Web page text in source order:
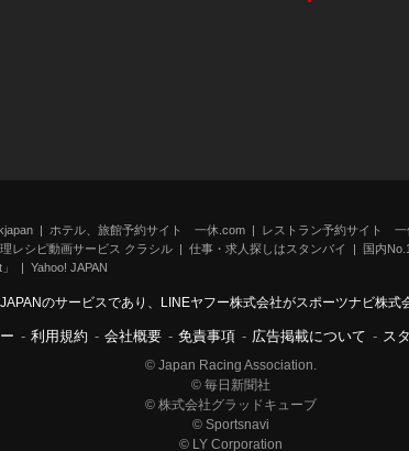
ホテル、旅館予約サイト 一休.com
レストラン予約サイト
レシピ動画サービス クラシル 仕事・求人探しはスタンバイ
国内
Yahoo! JAPAN
のサービスであり、LINEヤフー株式会社がスポーツナビ株式
- 利用規約 - 会社概要 - 免責事項 - 広告掲載について - ス
© Japan Racing Association.
© 毎日新聞社
© 株式会社グラッドキューブ
© Sportsnavi
© LY Corporation